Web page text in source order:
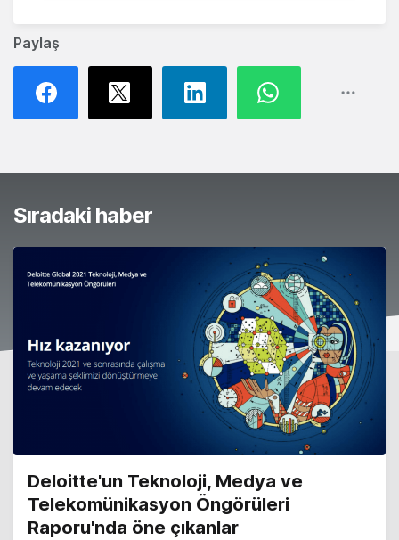
Paylaş
Sıradaki haber
Deloitte'un Teknoloji, Medya ve
Telekomünikasyon Öngörüleri
Raporu'nda öne çıkanlar